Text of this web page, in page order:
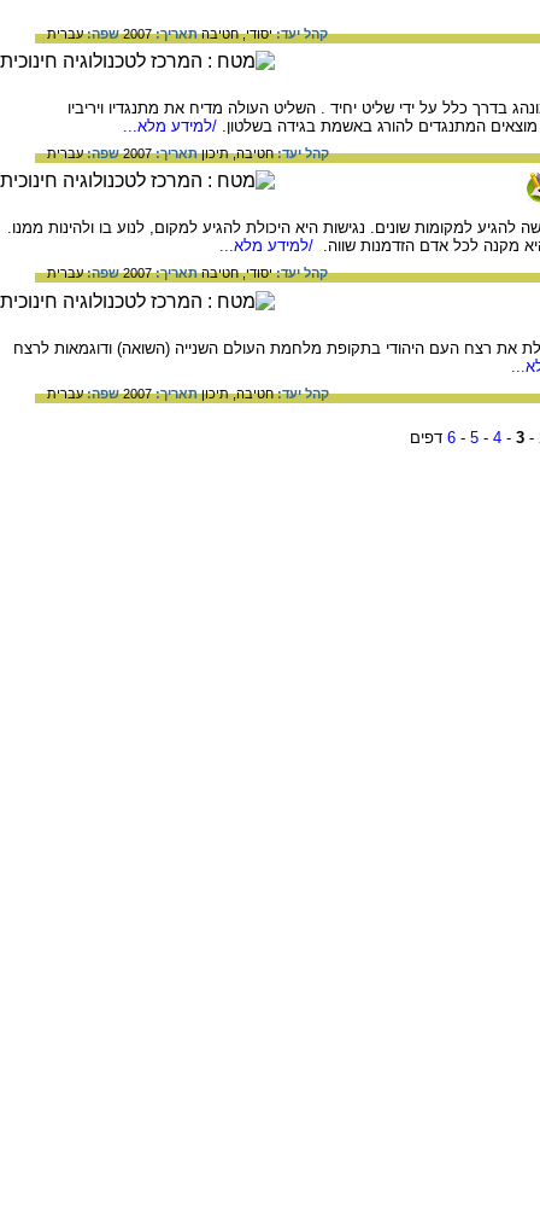
קהל יעד:יסודי,חטיבהתאריך:2007 שפה:עברית
בדרך כלל על ידי שליט יחיד . השליט העולה מדיח את מתנגדיו ויריביו
המתנגדים להורג באשמת בגידה בשלטון.
/למידע מלא...
קהל יעד:חטיבה,תיכוןתאריך:2007 שפה:עברית
להגיע למקומות שונים. נגישות היא היכולת להגיע למקום, לנוע בו ולהינות ממנו.
מקנה לכל אדם הזדמנות שווה. /למידע מלא...
קהל יעד:יסודי,חטיבהתאריך:2007 שפה:עברית
את רצח העם היהודי בתקופת מלחמת העולם השנייה (השואה) ודוגמאות לרצח
קהל יעד:חטיבה,תיכוןתאריך:2007 שפה:עברית
-
3
-
4
-
5
-
6 דפים